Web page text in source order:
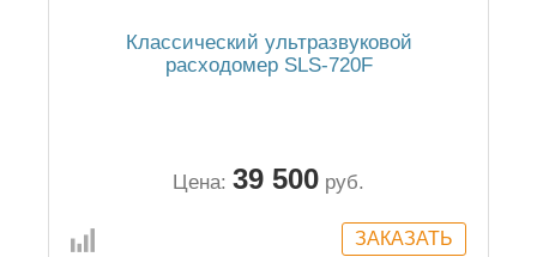
Классический ультразвуковой
расходомер SLS-720F
Цена: 39 500 руб.